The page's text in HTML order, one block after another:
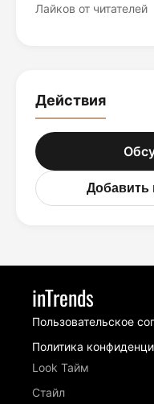
Лайков от читателей
Действия
Добавить
inTrends
Пользовательское
Политика
Look Тайм
Стайл